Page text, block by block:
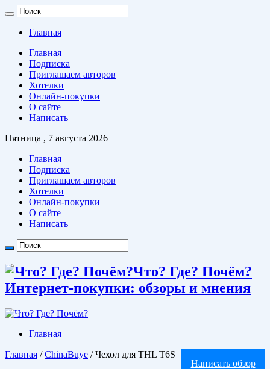
Главная
Главная
Подписка
Приглашаем авторов
Хотелки
Онлайн-покупки
О сайте
Написать
Пятница , 7 августа 2026
Главная
Подписка
Приглашаем авторов
Хотелки
Онлайн-покупки
О сайте
Написать
Что? Где? Почём?
Интернет-покупки: обзоры и мнения
Главная
Написать обзор
Главная / ChinaBuye / Чехол для THL T6S